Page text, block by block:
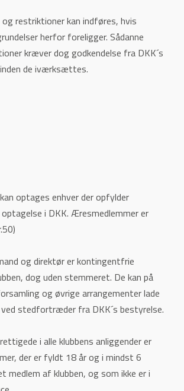
restriktioner kan indføres, hvis
herfor foreligger. Sådanne
kræver dog godkendelse fra DKK´s
inden de iværksættes.
optages enhver der opfylder
i DKK. Æresmedlemmer er
og direktør er kontingentfrie
dog uden stemmeret. De kan på
og øvrige arrangementer lade
stedfortræder fra DKK´s bestyrelse.
i alle klubbens anliggender er
der er fyldt 18 år og i mindst 6
medlem af klubben, og som ikke er i